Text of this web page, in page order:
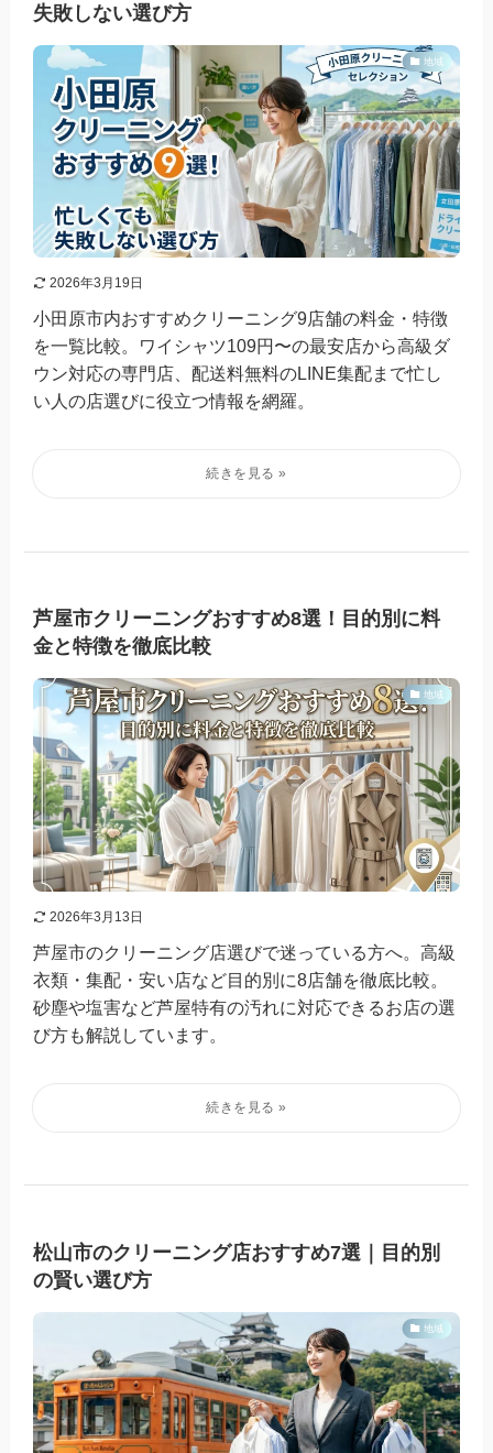
失敗しない選び方
地域
2026年3月19日
小田原市内おすすめクリーニング9店舗の料金・特徴
を一覧比較。ワイシャツ109円〜の最安店から高級ダ
ウン対応の専門店、配送料無料のLINE集配まで忙し
い人の店選びに役立つ情報を網羅。
芦屋市クリーニングおすすめ8選！目的別に料
金と特徴を徹底比較
地域
2026年3月13日
芦屋市のクリーニング店選びで迷っている方へ。高級
衣類・集配・安い店など目的別に8店舗を徹底比較。
砂塵や塩害など芦屋特有の汚れに対応できるお店の選
び方も解説しています。
松山市のクリーニング店おすすめ7選｜目的別
の賢い選び方
地域